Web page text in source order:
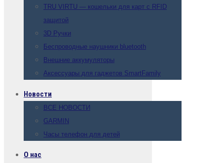
TRU VIRTU — кошельки для карт с RFID
защитой
3D Ручки
Беспроводные наушники bluetooth
Внешние аккумуляторы
Аксессуары для гаджетов SmartFamily
Новости
ВСЕ НОВОСТИ
GARMIN
Часы телефон для детей
О нас